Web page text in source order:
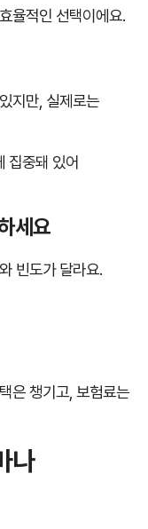
율적인 선택이에요.
지만, 실제로는
집중돼 있어
세요
빈도가 달라요.
은 챙기고, 보험료는
나